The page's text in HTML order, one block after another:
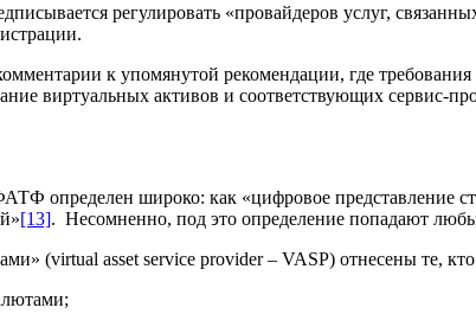
регулировать «провайдеров услуг,
к упомянутой рекомендации, где требования
виртуальных активов и соответствующих сервис-
определен широко: как «цифровое представление
[13]. Несомненно, под это определение попадают
(virtual asset service provider – VASP) отнесены те,